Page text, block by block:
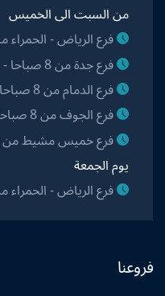
من السبت الى الخميس
فرع الرياض - الحمراء من 8 صباحا - 11 مساءا
فرع جدة من 8 صباحا - 11 مساءا
فرع الدمام من 8 صباحا - 10 مساءا
فرع الجوف من 8 صباحا - 9 مساءا
فرع خميس مشيط من 8 صباحا - 10 مساءا
يوم الجمعة
فرع الرياض - الحمراء من 2 مساءا - 11 مساءا
فروعنا